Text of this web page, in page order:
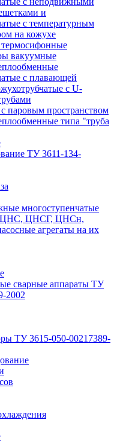
и
с температурным
на кожухе
вакуумные
с плавающей
с U-
паровым пространством
типа "труба
ТУ 3611-134-
многоступенчатые
ЦНС, ЦНСГ, ЦНСн,
агрегаты на их
сварные аппараты ТУ
2002
ТУ 3615-050-00217389-